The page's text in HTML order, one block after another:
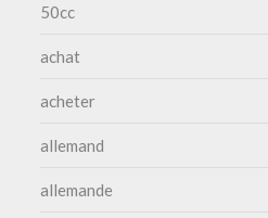
50cc
achat
acheter
allemand
allemande